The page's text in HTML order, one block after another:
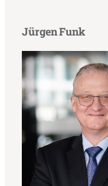
Jürgen Funk